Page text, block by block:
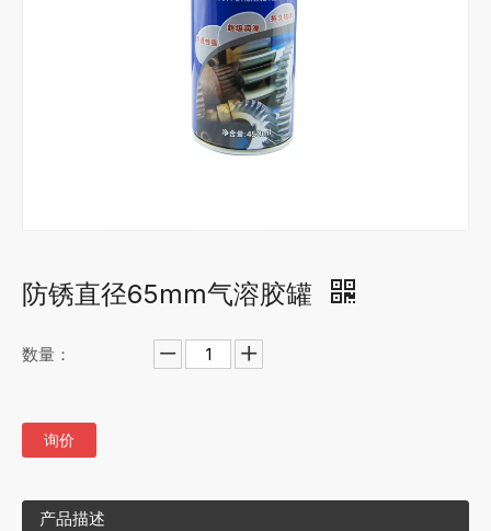
防锈直径65mm气溶胶罐
数量：
询价
产品描述